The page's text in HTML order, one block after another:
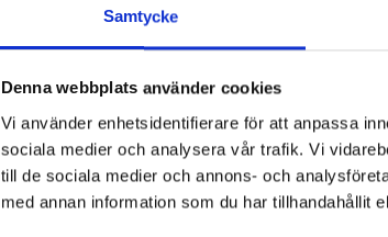
Samtycke
Denna webbplats använder cookies
Vi använder enhetsidentifierare för att anpassa
sociala medier och analysera vår trafik. Vi
till de sociala medier och annons- och
med annan information som du har tillhandahållit
Personnummer
Namn*
Gatuadress (dit du flyttar)*